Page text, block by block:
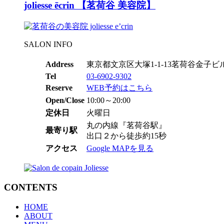
joliesse ēcrin 【茗荷谷 美容院】
SALON INFO
Address
東京都文京区大塚1-1-13茗荷谷金子ビ
Tel
03-6902-9302
Reserve
WEB予約はこちら
Open/Close 10:00～20:00
定休日
火曜日
最寄り駅
丸の内線『茗荷谷駅』
出口２から徒歩約15秒
アクセス
Google MAPを見る
CONTENTS
HOME
ABOUT